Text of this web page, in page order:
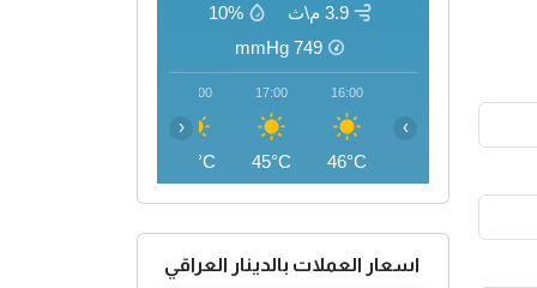
3.9 م\ث
10%
749
mmHg
16:00
46°C
17:00
45°C
18:00
44°C
‹ ›
اسعار العملات بالدينار العراقي